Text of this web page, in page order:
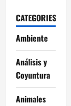
CATEGORIES
Ambiente
Análisis y
Coyuntura
Animales